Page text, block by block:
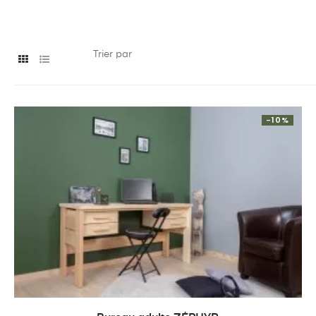
Trier par
-10%